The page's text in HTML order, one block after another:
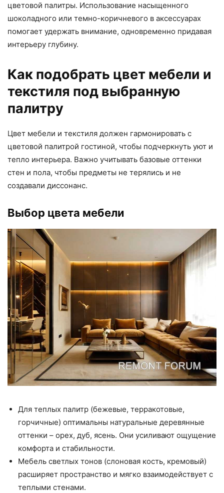
цветовой палитры. Использование насыщенного
шоколадного или темно-коричневого в аксессуарах
помогает удержать внимание, одновременно придавая
интерьеру глубину.
Как подобрать цвет мебели и
текстиля под выбранную
палитру
Цвет мебели и текстиля должен гармонировать с
цветовой палитрой гостиной, чтобы подчеркнуть уют и
тепло интерьера. Важно учитывать базовые оттенки
стен и пола, чтобы предметы не терялись и не
создавали диссонанс.
Выбор цвета мебели
Для теплых палитр (бежевые, терракотовые,
горчичные) оптимальны натуральные деревянные
оттенки – орех, дуб, ясень. Они усиливают ощущение
комфорта и стабильности.
Мебель светлых тонов (слоновая кость, кремовый)
расширяет пространство и мягко взаимодействует с
теплыми стенами.